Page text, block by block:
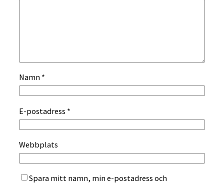
Namn *
E-postadress *
Webbplats
Spara mitt namn, min e-postadress och